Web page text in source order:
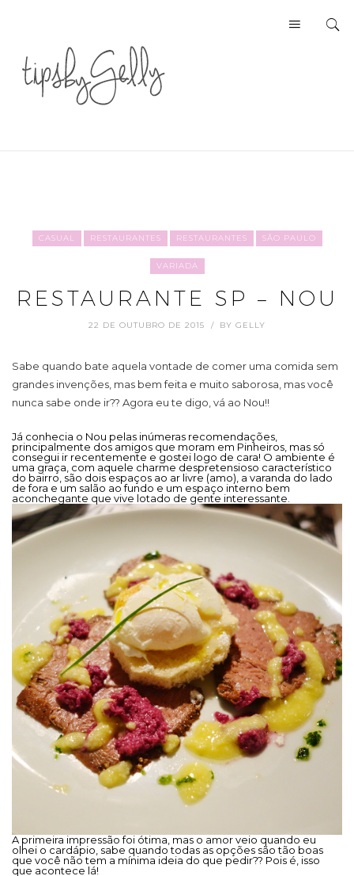
CASUAL RESTAURANTES RESTAURANTES SÃO PAULO
VARIADA
RESTAURANTE SP – NOU
22 DE OUTUBRO DE 2015 BY GELLY
Sabe quando bate aquela vontade de comer uma comida sem
grandes invenções, mas bem feita e muito saborosa, mas você
nunca sabe onde ir?? Agora eu te digo, vá ao Nou!!
Já conhecia o Nou pelas inúmeras recomendações,
principalmente dos amigos que moram em Pinheiros, mas só
consegui ir recentemente e gostei logo de cara! O ambiente é
uma graça, com aquele charme despretensioso característico
do bairro, são dois espaços ao ar livre (amo), a varanda do lado
de fora e um salão ao fundo e um espaço interno bem
aconchegante que vive lotado de gente interessante.
A primeira impressão foi ótima, mas o amor veio quando eu
olhei o cardápio, sabe quando todas as opções são tão boas
que você não tem a mínima ideia do que pedir?? Pois é, isso
que acontece lá!